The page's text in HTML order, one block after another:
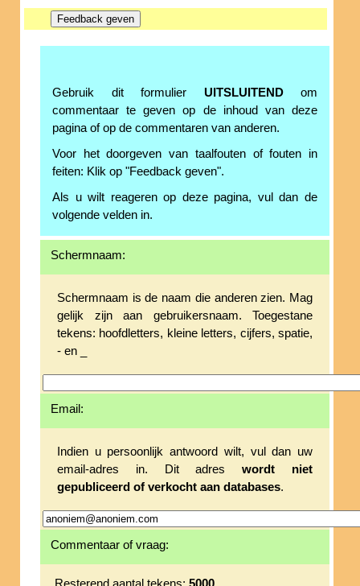
Gebruik dit formulier UITSLUITENDom
commentaar te geven op de inhoud van deze
pagina of op de commentaren van anderen.
Voor het doorgeven van taalfouten of fouten in
feiten: Klik op "Feedback geven".
Als u wilt reageren op deze pagina, vul dan de
volgende velden in.
Schermnaam:
Schermnaam is de naam die anderen zien. Mag
gelijk zijn aan gebruikersnaam. Toegestane
tekens: hoofdletters, kleine letters, cijfers, spatie,
- en _
Email:
Indien u persoonlijk antwoord wilt, vul dan uw
email-adres in. Dit adreswordt niet
gepubliceerd of verkocht aan databases.
Commentaar of vraag: